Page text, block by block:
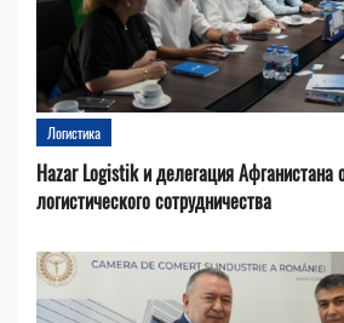
Логистика
Hazar Logistik и делегация Афганистана
логистического сотрудничества